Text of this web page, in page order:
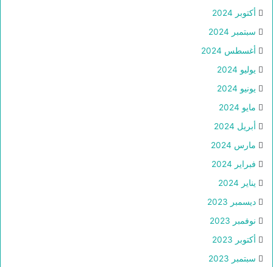
أكتوبر 2024
سبتمبر 2024
أغسطس 2024
يوليو 2024
يونيو 2024
مايو 2024
أبريل 2024
مارس 2024
فبراير 2024
يناير 2024
ديسمبر 2023
نوفمبر 2023
أكتوبر 2023
سبتمبر 2023